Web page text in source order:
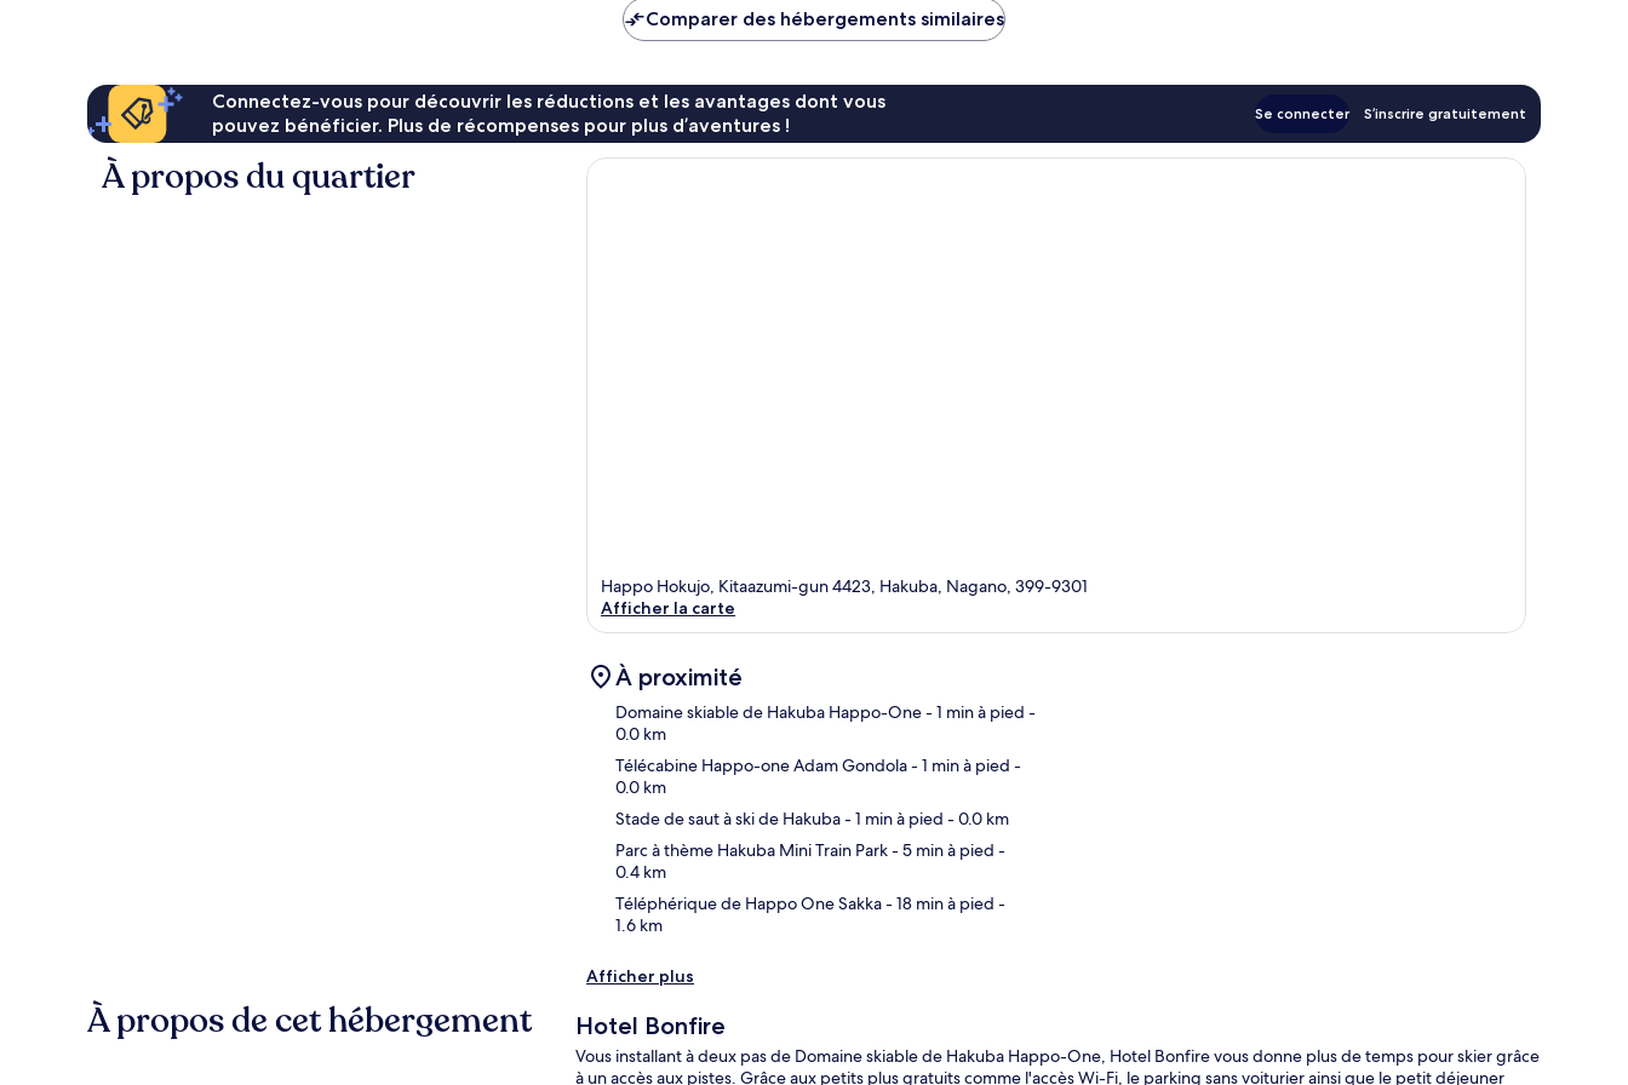
de
Comparer des hébergements similaires
Connectez-vous pour découvrir les réductions et les avantages dont vous
pouvez bénéficier. Plus de récompenses pour plus d’aventures !
Se connecter S’inscrire gratuitement
À propos du quartier
Happo Hokujo, Kitaazumi-gun 4423, Hakuba, Nagano, 399-9301
Afficher la carte
À proximité
Domaine skiable de Hakuba Happo-One- 1 min à pied -
0.0 km
Télécabine Happo-one Adam Gondola- 1 min à pied -
0.0 km
Stade de saut à ski de Hakuba- 1 min à pied - 0.0 km
Parc à thème Hakuba Mini Train Park- 5 min à pied -
0.4 km
Téléphérique de Happo One Sakka- 18 min à pied -
1.6 km
Afficher plus
À propos de cet hébergement Hotel Bonfire
Vous installant à deux pas de Domaine skiable de Hakuba Happo-One, Hotel Bonfire vous donne plus de temps pour skier grâce
à un accès aux pistes. Grâce aux petits plus gratuits comme l'accès Wi-Fi, le parking sans voiturier ainsi que le petit déjeuner